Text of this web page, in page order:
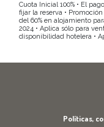
Cuota Inicial 100% • El
fijar la reserva •
del 60% en alojamiento
2024 • Aplica sólo para
disponibilidad hotelera •
Políticas,